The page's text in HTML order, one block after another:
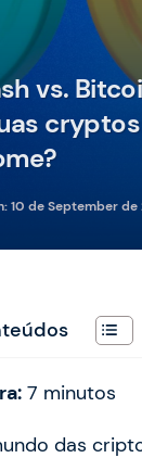
vs.
10 de September de
7 minutos
das